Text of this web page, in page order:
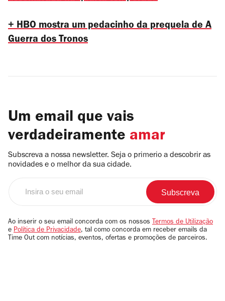
+ HBO mostra um pedacinho da prequela deA
Guerra dos Tronos
Um email que vais
verdadeiramente amar
Subscreva a nossa newsletter. Seja o primerio a descobrir as
novidades e o melhor da sua cidade.
email
Ao inserir o seu email concorda com os nossos Termos de Utilização
e Política de Privacidade, tal como concorda em receber emails da
Time Out com notícias, eventos, ofertas e promoções de parceiros.